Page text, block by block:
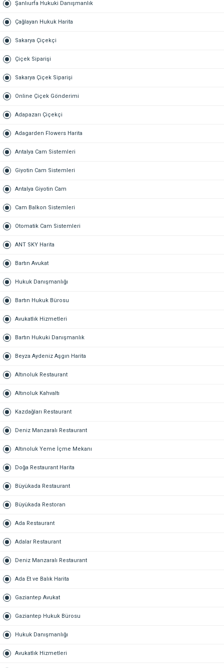
Şanlıurfa Hukuki Danışmanlık
Çağlayan Hukuk Harita
Sakarya Çiçekçi
Çiçek Siparişi
Sakarya Çiçek Siparişi
Online Çiçek Gönderimi
Adapazarı Çiçekçi
Adagarden Flowers Harita
Antalya Cam Sistemleri
Giyotin Cam Sistemleri
Antalya Giyotin Cam
Cam Balkon Sistemleri
Otomatik Cam Sistemleri
ANT SKY Harita
Bartın Avukat
Hukuk Danışmanlığı
Bartın Hukuk Bürosu
Avukatlık Hizmetleri
Bartın Hukuki Danışmanlık
Beyza Aydeniz Aşgın Harita
Altınoluk Restaurant
Altınoluk Kahvaltı
Kazdağları Restaurant
Deniz Manzaralı Restaurant
Altınoluk Yeme İçme Mekanı
Doğa Restaurant Harita
Büyükada Restaurant
Büyükada Restoran
Ada Restaurant
Adalar Restaurant
Deniz Manzaralı Restaurant
Ada Et ve Balık Harita
Gaziantep Avukat
Gaziantep Hukuk Bürosu
Hukuk Danışmanlığı
Avukatlık Hizmetleri